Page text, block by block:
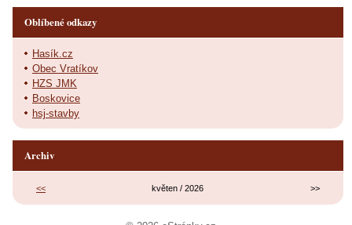
Oblíbené odkazy
Hasík.cz
Obec Vratíkov
HZS JMK
Boskovice
hsj-stavby
Archiv
<< květen / 2026 >>